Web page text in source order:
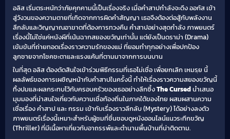
อลิส เริ่มตระหนักว่าภัยคุกคามนี้เป็นเรื่องจริง เมื่อคำสาปกำลังจะดึง ออกัส เข้า
สู่วังวนของความตายที่เกิดจากการผิดคำสัญญา เธอจึงต้องต่อสู้กับพลังงาน
ลึกลับและวิญญาณอาฆาตที่ต้องการทวงคืน คำสาปอย่างสุดกำลัง ภาพยนตร์
เรื่องนี้ไม่ใช่แค่หนังผีที่เน้นฉากสยองขวัญเท่านั้น แต่ยังเป็นดราม่า (Drama)
เข้มข้นที่ถ่ายทอดเรื่องราวความรักของแม่ ที่ยอมทำทุกอย่างเพื่อปกป้อง
ลูกชายจากโชคชะตาและแรงแค้นที่ตามมาจากการบนบาน
ในที่สุด อลิส ต้องตัดสินใจเข้าร่วมพิธีกรรมที่เธอไม่เชื่อ เพื่อยกเลิก เหมรฺย นี้
ผลลัพธ์ของการเผชิญหน้ากับคำสาปในครั้งนี้ ทำให้เรื่องราวความสยองขวัญนี้
ทิ้งปมและผลกระทบไว้กับครอบครัวของเธออย่างลึกซึ้งThe Cursedนำเสนอ
มุมมองที่น่าสนใจเกี่ยวกับความเชื่อท้องถิ่นในภาคใต้ของไทย ผสมผสานความ
เชื่อเรื่อง คำสาป และ กรรม เข้ากับเรื่องราวลึกลับ (Mystery) ได้อย่างลงตัว
ภาพยนตร์เรื่องนี้เหมาะสำหรับผู้ชมที่ชื่นชอบดูหนังออนไลน์แนวระทึกขวัญ
(Thriller) ที่มีเนื้อหาเกี่ยวกับอาถรรพ์และตำนานพื้นบ้านที่น่าติดตาม.